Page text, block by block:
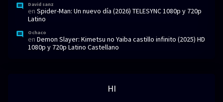
David sanz
en Spider-Man: Un nuevo día (2026) TELESYNC 1080p y 720p
Latino
Ochaco
en Demon Slayer: Kimetsu no Yaiba castillo infinito (2025) HD
1080p y 720p Latino Castellano
HI